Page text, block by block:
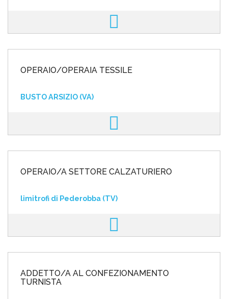
OPERAIO/OPERAIA TESSILE
BUSTO ARSIZIO (VA)
OPERAIO/A SETTORE CALZATURIERO
limitrofi di Pederobba (TV)
ADDETTO/A AL CONFEZIONAMENTO
TURNISTA